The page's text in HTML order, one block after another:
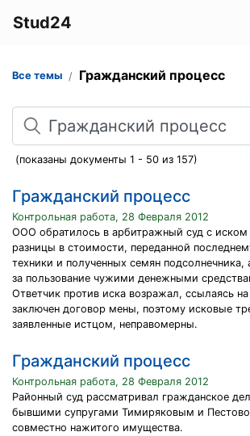
Stud24
Все темы Гражданский процесс
Поиск
(показаны документы 1 - 50 из 157)
Гражданский процесс
Контрольная работа, 28 Февраля 2012
ООО обратилось в арбитражный суд с
разницы в стоимости, переданной
техники и полученных семян подсолнечника,
за пользование чужими денежными
Ответчик против иска возражал, ссылаясь
заключен договор мены, поэтому исковые
заявленные истцом, неправомерны.
Гражданский процесс
Контрольная работа, 28 Февраля 2012
Районный суд рассматривал гражданское
бывшими супругами Тимиряковым и
совместно нажитого имущества.